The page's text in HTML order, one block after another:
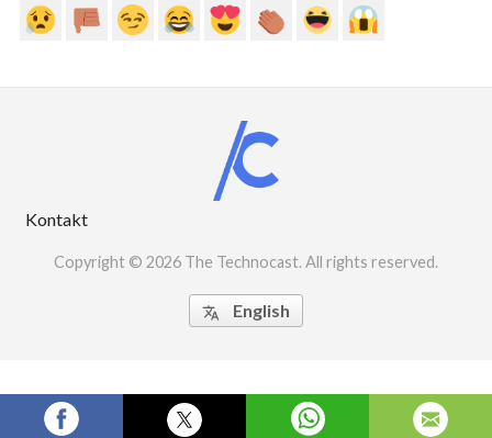
Kontakt
Copyright © 2026 The Technocast. All rights reserved.
 English